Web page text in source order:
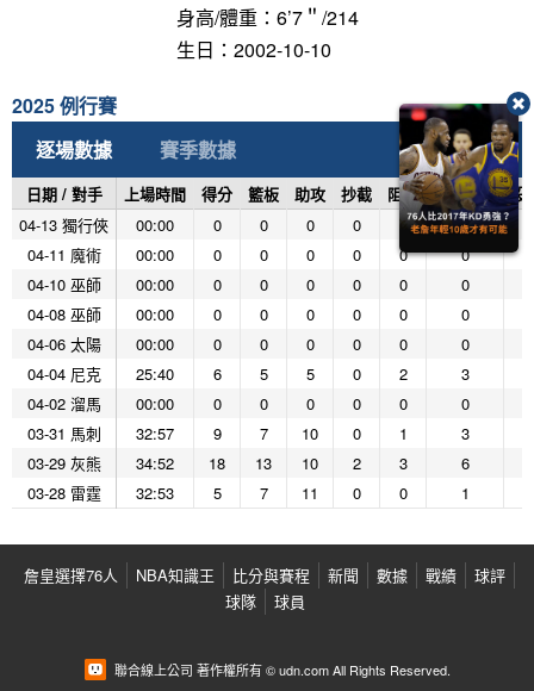
身高/體重：6’7＂/214
生日：2002-10-10
2025 例行賽
逐場數據
賽季數據
日期 / 對手 上場時間 得分 籃板 助攻 抄截 阻攻 投籃命中
投
04-13 獨行俠
00:00 0 0 0 0 0
0
04-11 魔術
00:00 0 0 0 0 0
0
04-10 巫師
00:00 0 0 0 0 0
0
04-08 巫師
00:00 0 0 0 0 0
0
04-06 太陽
00:00 0 0 0 0 0
0
04-04 尼克
25:40 6 5 5 0 2
3
04-02 溜馬
00:00 0 0 0 0 0
0
03-31 馬刺
32:57 9 7 10 0 1
3
03-29 灰熊
34:52 18 13 10 2 3
6
03-28 雷霆
32:53 5 7 11 0 0 1
詹皇選擇76人 NBA知識王 比分與賽程 新聞 數據 戰績
球評
球隊
球員
聯合線上公司 著作權所有 © udn.com All Rights Reserved.